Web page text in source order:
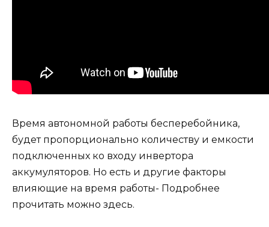
Время автономной работы бесперебойника,
будет пропорционально количеству и емкости
подключенных ко входу инвертора
аккумуляторов. Но есть и другие факторы
влияющие на время работы- Подробнее
прочитать можно здесь.